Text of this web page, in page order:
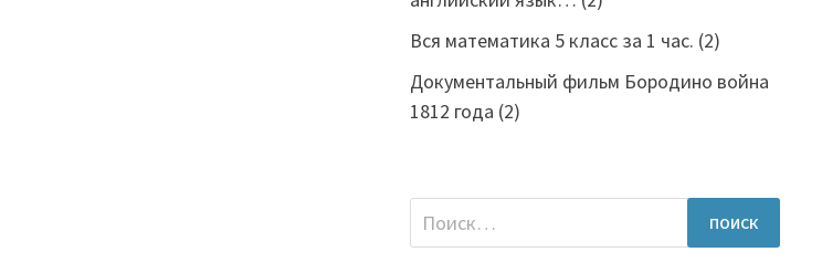
Вся математика 5 класс за 1 час. (2)
Документальный фильм Бородино война
1812 года (2)
Найти: